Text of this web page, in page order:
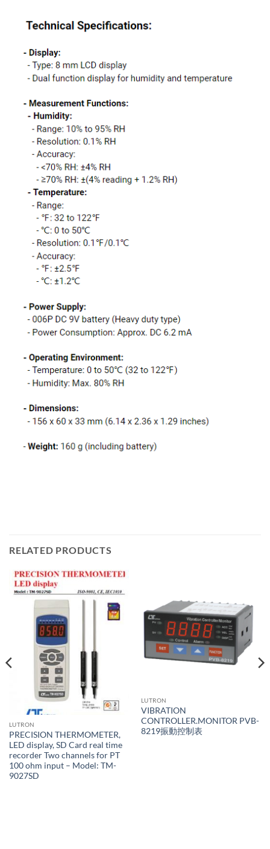
RELATED PRODUCTS
LUTRON
PRECISION THERMOMETER,
LED display, SD Card real time
recorder Two channels for PT
100 ohm input – Model: TM-
9027SD
LUTRON
VIBRATION
CONTROLLER.MONITOR PVB-
8219振動控制表